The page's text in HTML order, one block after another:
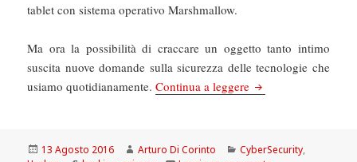
tablet con sistema operativo Marshmallow.
Ma ora la possibilità di craccare un oggetto tanto intimo
suscita nuove domande sulla sicurezza delle tecnologie che
usiamo quotidianamente.Continua a leggere Cybersecurity: Se
Scritto
13 Agosto 2016 Autore
Arturo Di Corinto Categorie
CyberSecurity,